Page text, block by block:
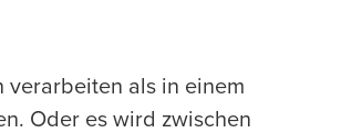
verarbeiten als in einem
Oder es wird zwischen